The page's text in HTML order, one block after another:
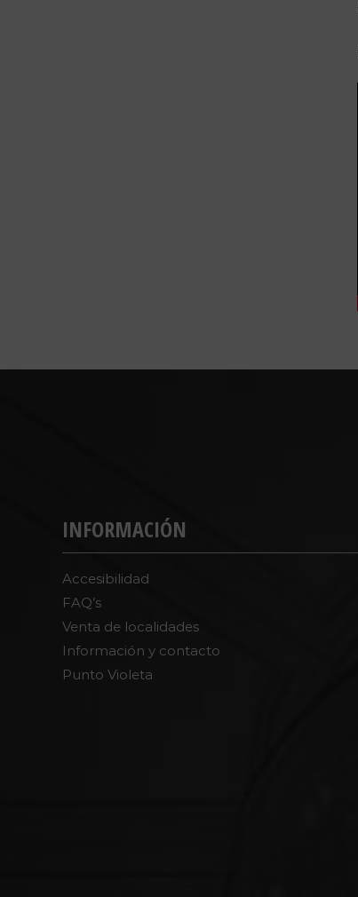
INFORMACIÓN
Accesibilidad
FAQ’s
Venta de localidades
Información y contacto
Punto Violeta